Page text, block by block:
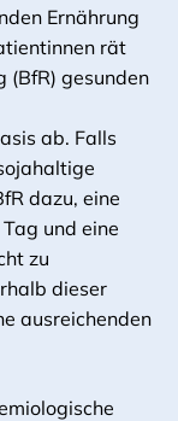
Ernährung
rät
(BfR) gesunden
ab. Falls
dazu, eine
und eine
zu
dieser
ausreichenden